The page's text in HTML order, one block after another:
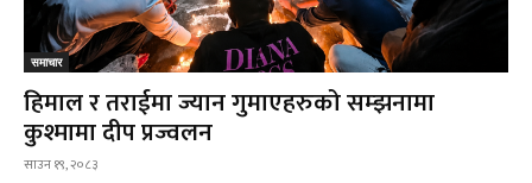
समाचार
हिमाल र तराईमा ज्यान गुमाएहरुको सम्झनामा
कुश्मामा दीप प्रज्वलन
साउन १९, २०८३